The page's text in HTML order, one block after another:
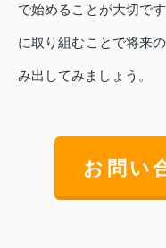
で始めることが大切で
に取り組むことで将来
み出してみましょう。
お問い